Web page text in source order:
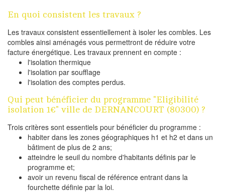
En quoi consistent les travaux ?
Les travaux consistent essentiellement à isoler les combles. Les
combles ainsi aménagés vous permettront de réduire votre
facture énergétique. Les travaux prennent en compte :
l'isolation thermique
l'isolation par soufflage
l'isolation des comptes perdus.
Qui peut bénéficier du programme "Eligibilité
isolation 1€" ville de DERNANCOURT (80300) ?
Trois critères sont essentiels pour bénéficier du programme :
habiter dans les zones géographiques h1 et h2 et dans un
bâtiment de plus de 2 ans;
atteindre le seuil du nombre d'habitants définis par le
programme et;
avoir un revenu fiscal de référence entrant dans la
fourchette définie par la loi.